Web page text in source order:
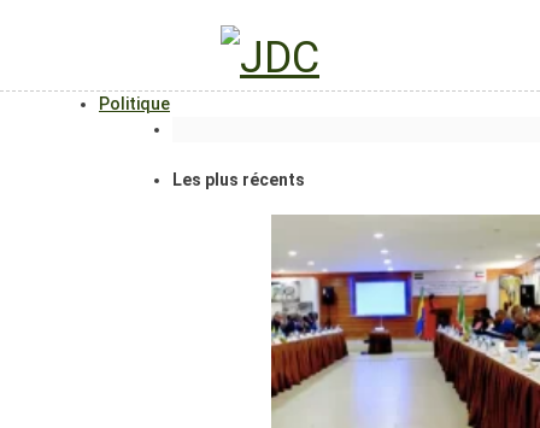
Politique
Les plus récents